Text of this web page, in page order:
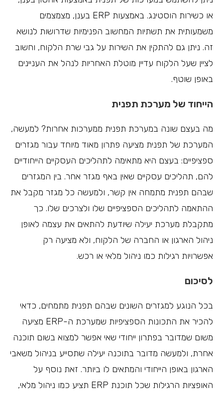
או כשירות הוסטינג. באמצעות ERP בענן, מצמצמים
משמעותית את תשתיות המחשוב הפנימיות שדרושות לנושא
זה. ניתן גם להתקין את השירות על גבי שרת הלקוח, וחשוב
לציין שעל הלקוח עדיין מוטלת האחריות לנהל את העניינים
באופן שוטף.
הייחוד של מערכת תפנית
מה בעצם שונה במערכת תפנית ממערכות אחרות? למעשה,
המערכת של תפנית מציעה פתרון מאוד מיוחד עבור מגזרים
ספציפיים: בעצם היא מתאימה לתהליכים העסקיים הייחודיים
להם, תהליכים עסקיים שאין באף מגזר אחר. בין המגזרים
שבהם תפנית מתמחה אין קשר, ולמעשה כל מגזר מקבל את
ההתאמה לתהליכים הספציפיים שלו ולצרכים שלו. כך
מתקבלת מערכת יעילה שיודעת להתאים את עצמה לאופן
ניהול הארגון או החברה של הלקוח, ולא מציעה רק
אפשרויות רגילות כמו ניהול מלאי או רכש.
לסיכום
בכל הנוגע למגזרים השונים שבהם תפנית מתמחים, כדאי
להכיר את התכונות הספציפיות שמערכת ה-ERP מציעה
משום שמדובר בפתרון ייחודי שאי אפשר למצוא בשום תוכנה
אחרת, ולמעשה מדובר בתוכנה יעילה שתסייע בניהול משאבי
הארגון באופן הייחודי והמתאים לו ביותר. זאת נוסף על
האופציות הרגילות שכל תוכנת ERP תציע כמו ניהול מלאי,